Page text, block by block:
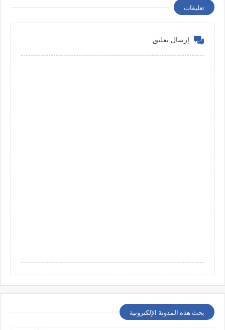
تعليقات
إرسال تعليق
بحث هذه المدونة الإلكترونية